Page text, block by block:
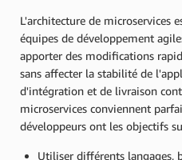
L'architecture de microservices
équipes de développement
apporter des modifications
sans affecter la stabilité de
d'intégration et de livraison
microservices conviennent
développeurs ont les objectifs
Utiliser différents langages,